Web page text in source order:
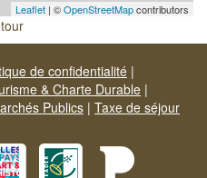
Leaflet | ©OpenStreetMapcontributors
de confidentialité |
& Charte Durable |
Publics | Taxe de séjour